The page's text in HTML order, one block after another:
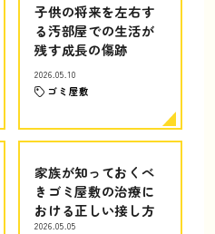
子供の将来を左右す
る汚部屋での生活が
残す成長の傷跡
2026.05.10
ゴミ屋敷
家族が知っておくべ
きゴミ屋敷の治療に
おける正しい接し方
2026.05.05